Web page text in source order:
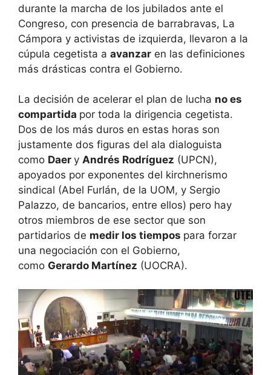
durante la marcha de los jubilados ante el
Congreso, con presencia de barrabravas, La
Cámpora y activistas de izquierda, llevaron a la
cúpula cegetista a avanzar en las definiciones
más drásticas contra el Gobierno.
La decisión de acelerar el plan de lucha no es
compartida por toda la dirigencia cegetista.
Dos de los más duros en estas horas son
justamente dos figuras del ala dialoguista
como Daer y Andrés Rodríguez (UPCN),
apoyados por exponentes del kirchnerismo
sindical (Abel Furlán, de la UOM, y Sergio
Palazzo, de bancarios, entre ellos) pero hay
otros miembros de ese sector que son
partidarios de medir los tiempos para forzar
una negociación con el Gobierno,
como Gerardo Martínez (UOCRA).